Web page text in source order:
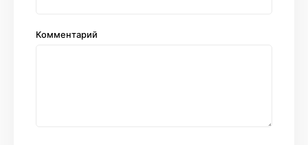
Комментарий